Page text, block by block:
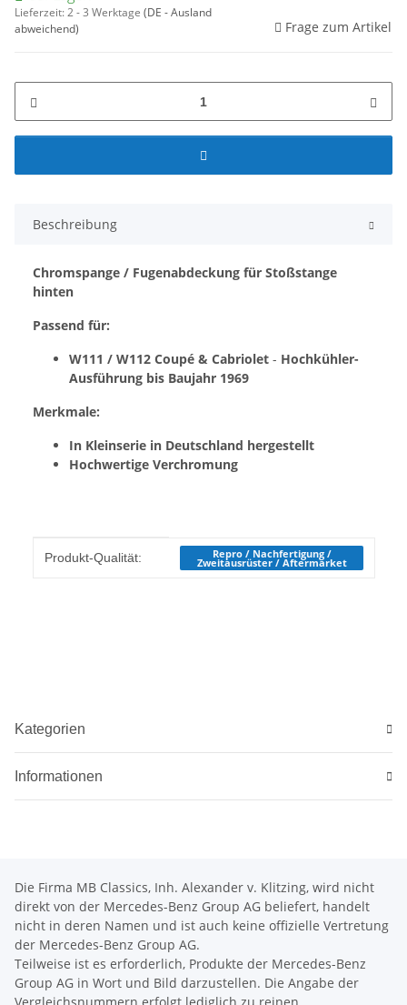
Lieferzeit:2 - 3 Werktage (DE - Ausland
abweichend)
Frage zum Artikel
Beschreibung
Chromspange / Fugenabdeckung für Stoßstange
hinten
Passend für:
W111 / W112 Coupé & Cabriolet - Hochkühler-
Ausführung bis Baujahr 1969
Merkmale:
In Kleinserie in Deutschland hergestellt
Hochwertige Verchromung
Produkteigenschaft
Wert
Produkt-Qualität: Repro / Nachfertigung /
Zweitausrüster / Aftermarket
Kategorien
Informationen
Die Firma MB Classics, Inh. Alexander v. Klitzing, wird nicht
direkt von der Mercedes-Benz Group AG beliefert, handelt
nicht in deren Namen und ist auch keine offizielle Vertretung
der Mercedes-Benz Group AG.
Teilweise ist es erforderlich, Produkte der Mercedes-Benz
Group AG in Wort und Bild darzustellen. Die Angabe der